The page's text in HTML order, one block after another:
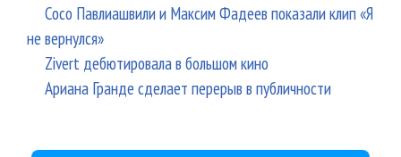
Сосо Павлиашвили и Максим Фадеев показали клип «Я
не вернулся»
Zivert дебютировала в большом кино
Ариана Гранде сделает перерыв в публичности